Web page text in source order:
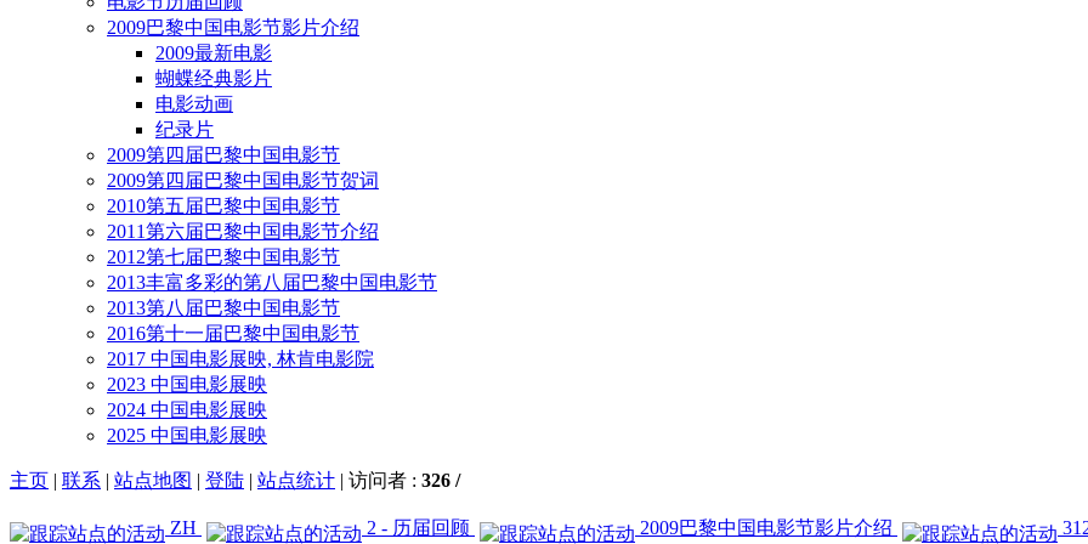
2009巴黎中国电影节影片介绍
2009最新电影
蝴蝶经典影片
电影动画
纪录片
2009第四届巴黎中国电影节
2009第四届巴黎中国电影节贺词
2010第五届巴黎中国电影节
2011第六届巴黎中国电影节介绍
2012第七届巴黎中国电影节
2013丰富多彩的第八届巴黎中国电影节
2013第八届巴黎中国电影节
2016第十一届巴黎中国电影节
2017 中国电影展映, 林肯电影院
2023 中国电影展映
2024 中国电影展映
2025 中国电影展映
主页 | 联系 | 站点地图 | 登陆 | 站点统计 | 访问者 : 326 /
ZH 2 - 历届回顾 2009巴黎中国电影节影片介绍